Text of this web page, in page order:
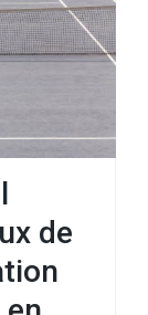
de